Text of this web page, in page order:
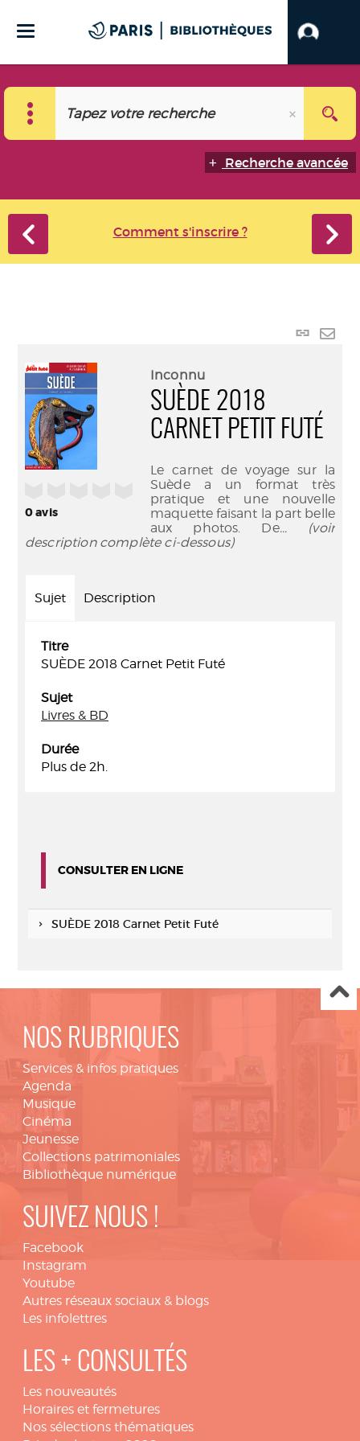
Recherche avancée
Comment s'inscrire ?
Lien
0avis
Inconnu
SUÈDE 2018
CARNET PETIT FUTÉ
Le carnet de voyage sur la
Suède a un format très
pratique et une nouvelle
maquette faisant la part belle
aux photos. De... (voir
description complète ci-dessous)
Sujet Description
Titre
SUÈDE 2018 Carnet Petit Futé
Sujet
Livres & BD
Durée
Plus de 2h.
CONSULTER EN LIGNE
SUÈDE 2018 Carnet Petit Futé
NOS RUBRIQUES
Services & infos pratiques
Agenda
Musique
Cinéma
Jeunesse
Collections patrimoniales
Bibliothèque numérique
SUIVEZ NOUS !
Facebook
Instagram
Youtube
Autres réseaux sociaux & blogs
Les infolettres
LES + CONSULTÉS
Les nouveautés
Horaires et fermetures
Nos sélections thématiques